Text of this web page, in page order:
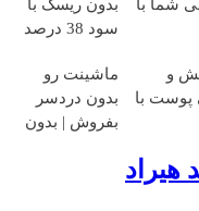
شما با
بدون ریسک با
سود 38 درصد
و
پوست با
با
ماشینت رو
بدون دردسر
بفروش | بدون
هیراد